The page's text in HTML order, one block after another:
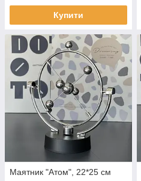
Купити
Маятник "Атом", 22*25 см